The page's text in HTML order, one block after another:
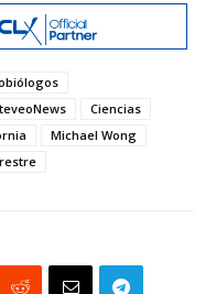
Ciencias
Michael Wong